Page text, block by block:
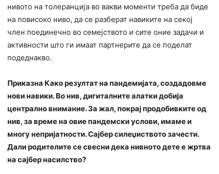
нивото на толеранција во вакви моменти треба да биде
на повисоко ниво, да се разберат навиките на секој
член поединечно во семејството и сите оние задачи и
активности што ги имаат партнерите да се поделат
подеднакво.
Приказна Како резултат на пандемијата, создадовме
нови навики. Во нив, дигиталните алатки добија
централно внимание. За жал, покрај продобивките од
нив, за време на овиепандемскиуслови, имаме и
многу непријатности. Сајбер силеџиството зачести.
Дали родителите се свесни дека нивното дете е жртва
на сајбер насилство?